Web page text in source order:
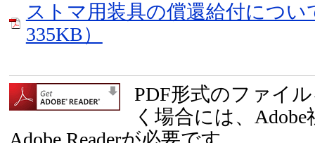
ストマ用装具の償還給付につい
335KB）
PDF形式のファイ
く場合には、